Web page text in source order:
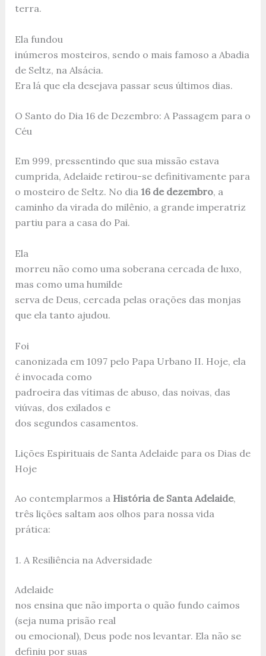
terra.
Ela fundou
inúmeros mosteiros, sendo o mais famoso a Abadia
de Seltz, na Alsácia.
Era lá que ela desejava passar seus últimos dias.
O Santo do Dia 16 de Dezembro: A Passagem para o
Céu
Em 999, pressentindo que sua missão estava
cumprida, Adelaide retirou-se definitivamente para
o mosteiro de Seltz. No dia 16 de dezembro, a
caminho da virada do milênio, a grande imperatriz
partiu para a casa do Pai.
Ela
morreu não como uma soberana cercada de luxo,
mas como uma humilde
serva de Deus, cercada pelas orações das monjas
que ela tanto ajudou.
Foi
canonizada em 1097 pelo Papa Urbano II. Hoje, ela
é invocada como
padroeira das vítimas de abuso, das noivas, das
viúvas, dos exilados e
dos segundos casamentos.
Lições Espirituais de Santa Adelaide para os Dias de
Hoje
Ao contemplarmos a História de Santa Adelaide,
três lições saltam aos olhos para nossa vida
prática:
1. A Resiliência na Adversidade
Adelaide
nos ensina que não importa o quão fundo caímos
(seja numa prisão real
ou emocional), Deus pode nos levantar. Ela não se
definiu por suas